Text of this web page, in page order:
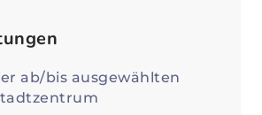
ab/bis ausgewählten